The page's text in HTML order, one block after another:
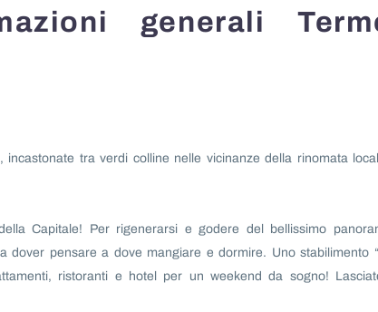
generali
incastonate tra verdi colline nelle vicinanze della rinomata
Capitale! Per rigenerarsi e godere del bellissimo
dover pensare a dove mangiare e dormire. Uno stabilimento
ristoranti e hotel per un weekend da sogno!